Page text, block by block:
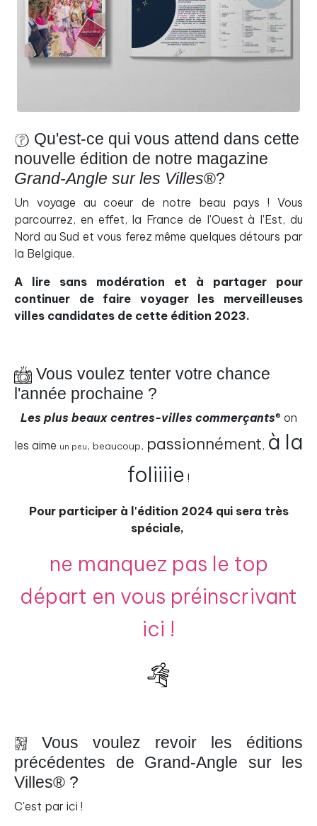
Qu'est-ce qui vous attend dans cette
nouvelle édition de notre magazine
Grand-Angle sur les Villes®?
Un voyage au coeur de notre beau pays ! Vous
parcourrez, en effet, la France de l'Ouest à l'Est, du
Nord au Sud et vous ferez même quelques détours par
la Belgique.
A lire sans modération et à partager pour
continuer de faire voyager les merveilleuses
villes candidates de cette édition 2023.
Vous voulez tenter votre chance
l'année prochaine ?
Les plus beaux centres-villes commerçants® on
les aime un peu , beaucoup, passionnément, à la
foliiiie !
Pour participer à l'édition 2024 qui sera très
spéciale,
ne manquez pas le top
départ en vous préinscrivant
ici !
Vous voulez revoir les éditions
précédentes de Grand-Angle sur les
Villes® ?
C'est par ici !